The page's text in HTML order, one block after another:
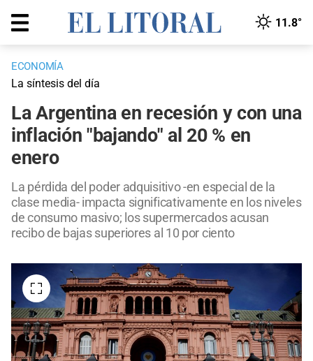
11.8°
ECONOMÍA
La síntesis del día
La Argentina en recesión y con una
inflación "bajando" al 20 % en
enero
La pérdida del poder adquisitivo -en especial de la
clase media- impacta significativamente en los niveles
de consumo masivo; los supermercados acusan
recibo de bajas superiores al 10 por ciento